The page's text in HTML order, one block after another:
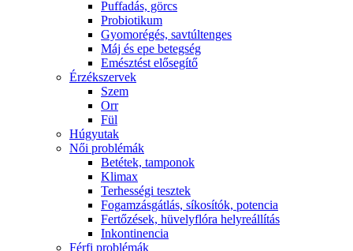
Puffadás, görcs
Probiotikum
Gyomorégés, savtúltenges
Máj és epe betegség
Emésztést elősegítő
Érzékszervek
Szem
Orr
Fül
Húgyutak
Női problémák
Betétek, tamponok
Klimax
Terhességi tesztek
Fogamzásgátlás, síkosítók, potencia
Fertőzések, hüvelyflóra helyreállítás
Inkontinencia
Férfi problémák